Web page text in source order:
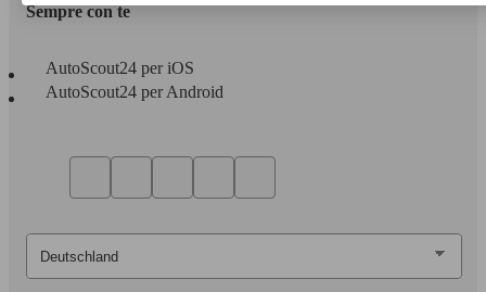
Sempre con te
AutoScout24 per iOS
AutoScout24 per Android